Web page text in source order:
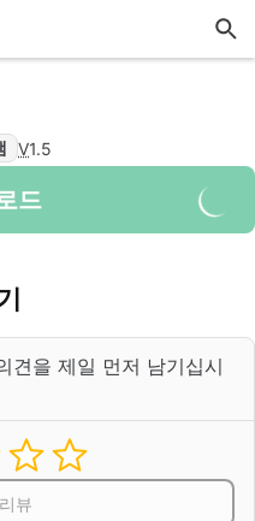
V1.5
드
견을 제일 먼저 남기십시
뷰